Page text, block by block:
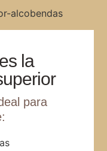
la
para